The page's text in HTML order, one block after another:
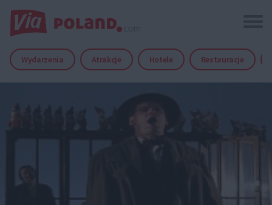
Wydarzenia Atrakcje Hotele Restauracje